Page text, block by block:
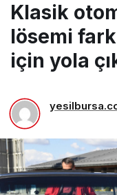
Klasik
lösemi
için yola